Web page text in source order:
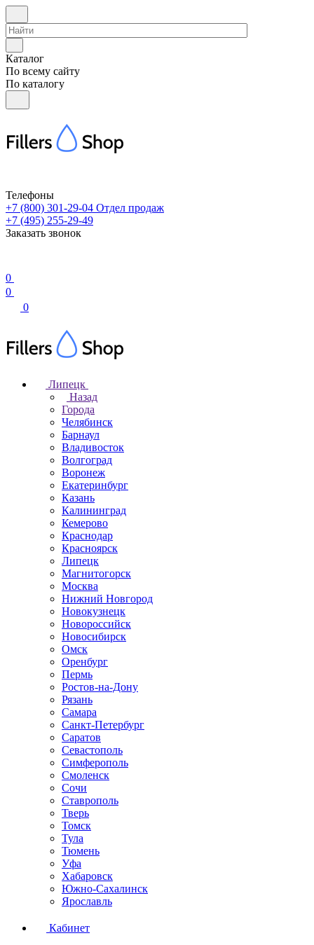
Каталог
По всему сайту
По каталогу
Телефоны
+7 (800) 301-29-04 Отдел продаж
+7 (495) 255-29-49
Заказать звонок
0
0
0
Липецк
Назад
Города
Челябинск
Барнаул
Владивосток
Волгоград
Воронеж
Екатеринбург
Казань
Калининград
Кемерово
Краснодар
Красноярск
Липецк
Магнитогорск
Москва
Нижний Новгород
Новокузнецк
Новороссийск
Новосибирск
Омск
Оренбург
Пермь
Ростов-на-Дону
Рязань
Самара
Санкт-Петербург
Саратов
Севастополь
Симферополь
Смоленск
Сочи
Ставрополь
Тверь
Томск
Тула
Тюмень
Уфа
Хабаровск
Южно-Сахалинск
Ярославль
Кабинет